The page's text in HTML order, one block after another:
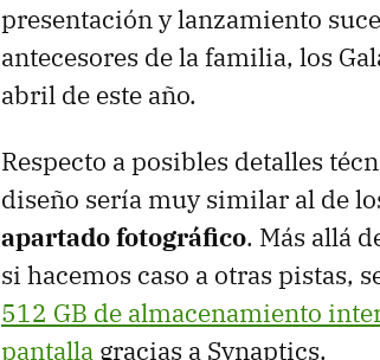
presentación y lanzamiento
antecesores de la familia, los
abril de este año.
Respecto a posibles detalles
diseño sería muy similar al de
apartado fotográfico. Más allá
si hacemos caso a otras pistas,
512 GB de almacenamiento
pantalla gracias a Synaptics.